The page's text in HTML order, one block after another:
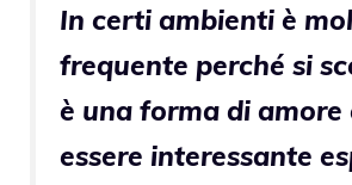
In certi ambienti è
frequente perché si
è una forma di amore
essere interessante